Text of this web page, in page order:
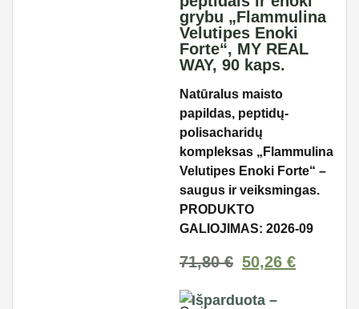
grybu „Flammulina
Velutipes Enoki
Forte“, MY REAL
WAY, 90 kaps.
Natūralus maisto
papildas, peptidų-
polisacharidų
kompleksas „Flammulina
Velutipes Enoki Forte“ –
saugus ir veiksmingas.
PRODUKTO
GALIOJIMAS: 2026-09
71,80€ 50,26 €
Išparduota –